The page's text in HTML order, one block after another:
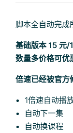
脚本全自动完成
基础版本 15 元/
数量多价格可优
倍速已经被官方
1倍速自动播
自动下一集
自动换课程